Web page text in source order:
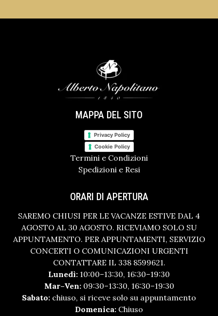
MAPPA DEL SITO
Privacy Policy
Cookie Policy
Termini e Condizioni
Spedizioni e Resi
ORARI DI APERTURA
SAREMO CHIUSI PER LE VACANZE ESTIVE DAL 4
AGOSTO AL 30 AGOSTO. RICEVIAMO SOLO SU
APPUNTAMENTO. PER APPUNTAMENTI, SERVIZIO
CONCERTI O COMUNICAZIONI URGENTI
CONTATTARE IL 338 8599621.
Lunedì: 10:00–13:30, 16:30–19:30
Mar–Ven:09:30–13:30, 16:30–19:30
Sabato: chiuso, si riceve solo su appuntamento
Domenica: Chiuso